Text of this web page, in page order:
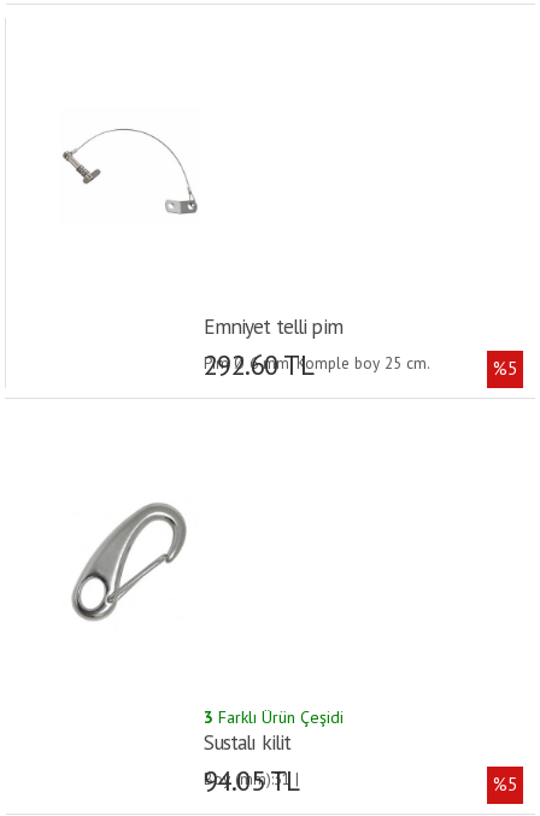
Emniyet telli pim
Pim Ø 6 mm. Komple boy 25 cm.
AISI 316 paslanmaz çelik.
292.60 TL %5
3 Farklı Ürün Çeşidi
Sustalı kilit
Boy (mm):31 |
94.05 TL %5